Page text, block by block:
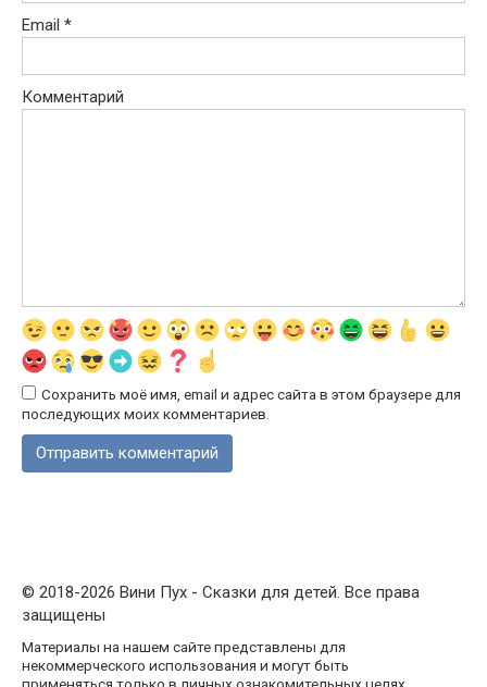
Email *
Комментарий
Сохранить моё имя, email и адрес сайта в этом браузере для
последующих моих комментариев.
© 2018-2026 Вини Пух - Сказки для детей. Все права
защищены
Материалы на нашем сайте представлены для
некоммерческого использования и могут быть
применяться только в личных ознакомительных целях.